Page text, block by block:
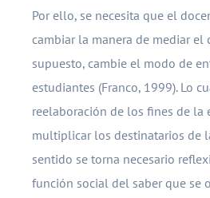
Por ello, se necesita que el
cambiar la manera de mediar el
supuesto, cambie el modo de
estudiantes (Franco, 1999). Lo
reelaboración de los fines de la
multiplicar los destinatarios de
sentido se torna necesario
función social del saber que se